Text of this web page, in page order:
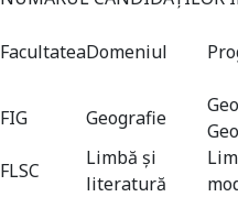
FacultateaDomeniul
FIG
Geografie
FLSC
Limbă și
literatură